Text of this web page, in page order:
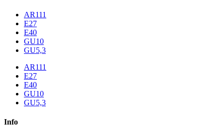
AR111
E27
E40
GU10
GU5,3
AR111
E27
E40
GU10
GU5,3
Info